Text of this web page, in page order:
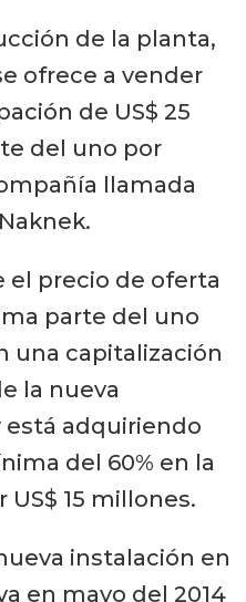
de la planta,
ofrece a vender
de US$ 25
del uno por
llamada
el precio de oferta
parte del uno
una capitalización
la nueva
está adquiriendo
del 60% en la
15 millones.
instalación en
en mayo del 2014